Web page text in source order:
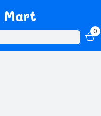
Mart
0